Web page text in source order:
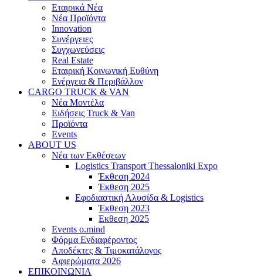
Εταιρικά Νέα
Νέα Προϊόντα
Innovation
Συνέργειες
Συγχωνεύσεις
Real Estate
Εταιρική Κοινωνική Ευθύνη
Ενέργεια & Περιβάλλον
CARGO TRUCK & VAN
Νέα Μοντέλα
Ειδήσεις Truck & Van
Προϊόντα
Events
ABOUT US
Νέα των Εκθέσεων
Logistics Transport Thessaloniki Expo
Έκθεση 2024
Έκθεση 2025
Εφοδιαστική Αλυσίδα & Logistics
Έκθεση 2023
Εκθεση 2025
Events o.mind
Φόρμα Ενδιαφέροντος
Αποδέκτες & Τιμοκατάλογος
Αφιερώματα 2026
ΕΠΙΚΟΙΝΩΝΙΑ